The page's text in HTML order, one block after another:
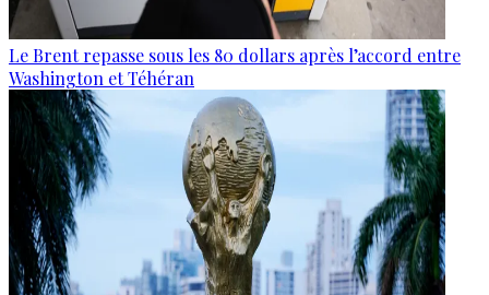
Le Brent repasse sous les 80 dollars après l’accord entre
Washington et Téhéran